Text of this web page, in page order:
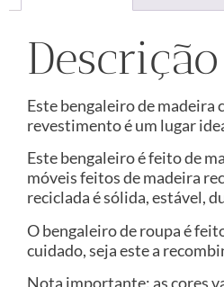
Descrição
Este bengaleiro de madeira
revestimento é um lugar
Este bengaleiro é feito de
móveis feitos de madeira
reciclada é sólida, estável,
O bengaleiro de roupa é
cuidado, seja este a
Nota importante: as cores